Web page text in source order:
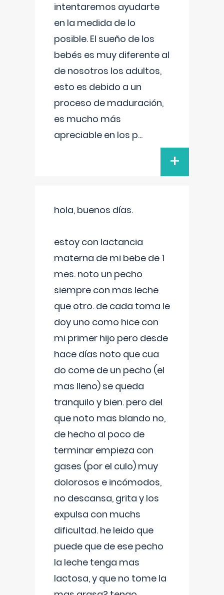
intentaremos ayudarte
en la medida de lo
posible. El sueño de los
bebés es muy diferente al
de nosotros los adultos,
esto es debido a un
proceso de maduración,
es mucho más
apreciable en los p...
+
hola, buenos días.
estoy con lactancia
materna de mi bebe de 1
mes. noto un pecho
siempre con mas leche
que otro. de cada toma le
doy uno como hice con
mi primer hijo pero desde
hace días noto que cua
do come de un pecho (el
mas lleno) se queda
tranquilo y bien. pero del
que noto mas blando no,
de hecho al poco de
terminar empieza con
gases (por el culo) muy
dolorosos e incómodos,
no descansa, grita y los
expulsa con muchs
dificultad. he leido que
puede que de ese pecho
la leche tenga mas
lactosa, y que no tome la